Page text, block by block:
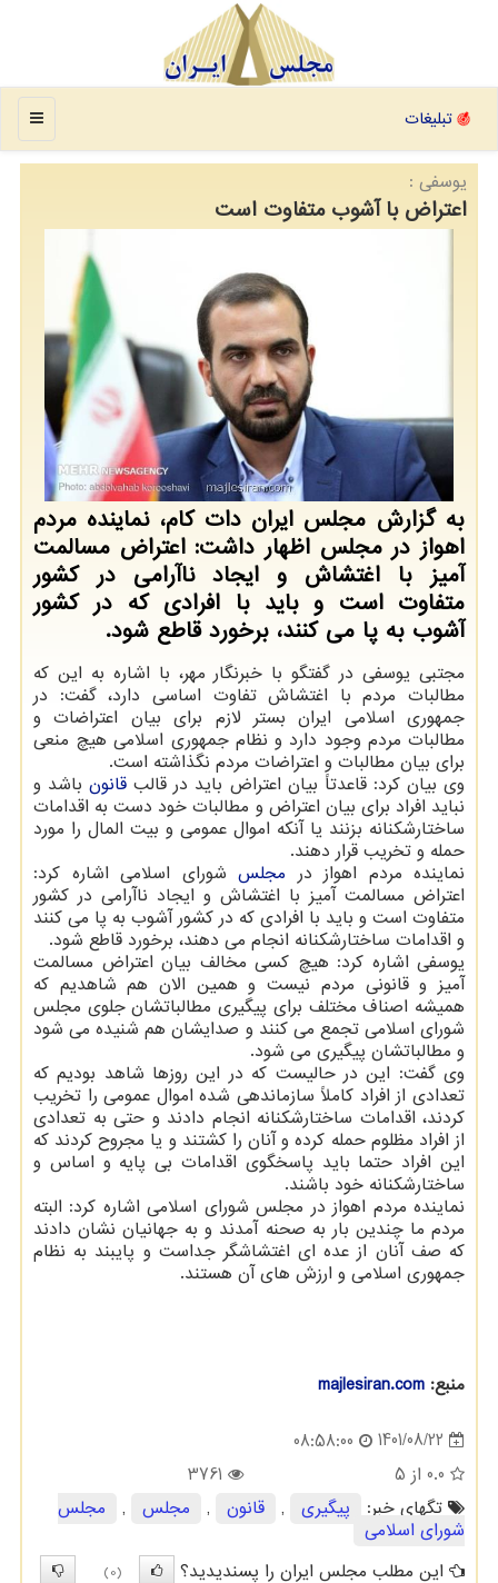
منو تبلیغات
یوسفی :
اعتراض با آشوب متفاوت است
به گزارش مجلس ایران دات کام، نماینده مردم
اهواز در مجلس اظهار داشت: اعتراض مسالمت
آمیز با اغتشاش و ایجاد ناآرامی در کشور
متفاوت است و باید با افرادی که در کشور
آشوب به پا می کنند، برخورد قاطع شود.
مجتبی یوسفی در گفتگو با خبرنگار مهر، با اشاره به این که
مطالبات مردم با اغتشاش تفاوت اساسی دارد، گفت: در
جمهوری اسلامی ایران بستر لازم برای بیان اعتراضات و
مطالبات مردم وجود دارد و نظام جمهوری اسلامی هیچ منعی
برای بیان مطالبات و اعتراضات مردم نگذاشته است.
وی بیان کرد: قاعدتاً بیان اعتراض باید در قالب قانونباشد و
نباید افراد برای بیان اعتراض و مطالبات خود دست به اقدامات
ساختارشکنانه بزنند یا آنکه اموال عمومی و بیت المال را مورد
حمله و تخریب قرار دهند.
نماینده مردم اهواز در مجلس شورای اسلامی اشاره کرد:
اعتراض مسالمت آمیز با اغتشاش و ایجاد ناآرامی در کشور
متفاوت است و باید با افرادی که در کشور آشوب به پا می کنند
و اقدامات ساختارشکنانه انجام می دهند، برخورد قاطع شود.
یوسفی اشاره کرد: هیچ کسی مخالف بیان اعتراض مسالمت
آمیز و قانونی مردم نیست و همین الان هم شاهدیم که
همیشه اصناف مختلف برای پیگیری مطالباتشان جلوی مجلس
شورای اسلامی تجمع می کنند و صدایشان هم شنیده می شود
و مطالباتشان پیگیری می شود.
وی گفت: این در حالیست که در این روزها شاهد بودیم که
تعدادی از افراد کاملاً سازماندهی شده اموال عمومی را تخریب
کردند، اقدامات ساختارشکنانه انجام دادند و حتی به تعدادی
از افراد مظلوم حمله کرده و آنان را کشتند و یا مجروح کردند که
این افراد حتما باید پاسخگوی اقدامات بی پایه و اساس و
ساختارشکنانه خود باشند.
نماینده مردم اهواز در مجلس شورای اسلامی اشاره کرد: البته
مردم ما چندین بار به صحنه آمدند و به جهانیان نشان دادند
که صف آنان از عده ای اغتشاشگر جداست و پایبند به نظام
جمهوری اسلامی و ارزش های آن هستند.
منبع: majlesiran.com
1401/08/22
08:58:00
0.0 از 5
3761
تگهای خبر:
پیگیری , قانون , مجلس ,
مجلس
شورای اسلامی
این مطلب مجلس ایران را پسندیدید؟
(0)